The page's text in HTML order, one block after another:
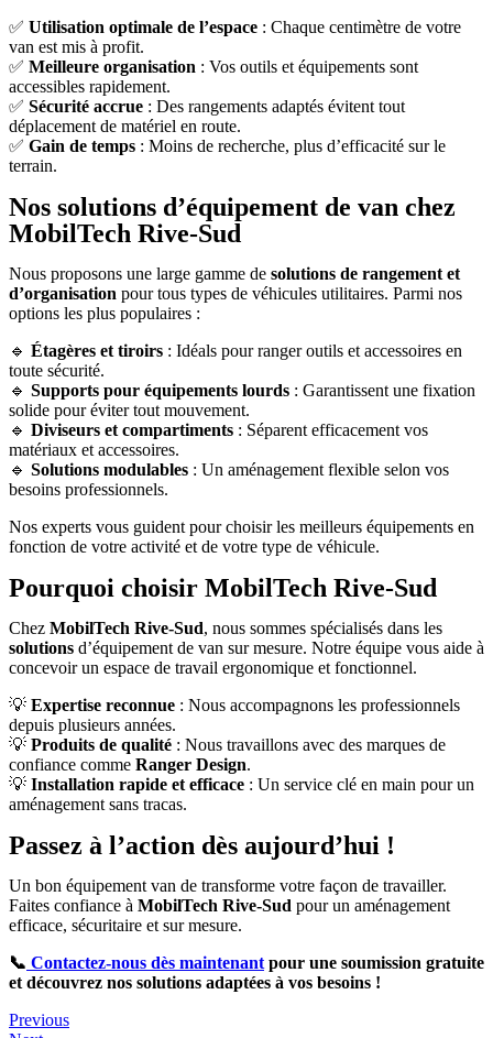
✅ Utilisation optimale de l’espace : Chaque centimètre de votre
van est mis à profit.
✅ Meilleure organisation : Vos outils et équipements sont
accessibles rapidement.
✅ Sécurité accrue : Des rangements adaptés évitent tout
déplacement de matériel en route.
✅ Gain de temps : Moins de recherche, plus d’efficacité sur le
terrain.
Nos solutions d’équipement de van chez
MobilTech Rive-Sud
Nous proposons une large gamme de solutions de rangement et
d’organisation pour tous types de véhicules utilitaires. Parmi nos
options les plus populaires :
🔹 Étagères et tiroirs : Idéals pour ranger outils et accessoires en
toute sécurité.
🔹 Supports pour équipements lourds : Garantissent une fixation
solide pour éviter tout mouvement.
🔹 Diviseurs et compartiments : Séparent efficacement vos
matériaux et accessoires.
🔹 Solutions modulables : Un aménagement flexible selon vos
besoins professionnels.
Nos experts vous guident pour choisir les meilleurs équipements en
fonction de votre activité et de votre type de véhicule.
Pourquoi choisir MobilTech Rive-Sud
Chez MobilTech Rive-Sud, nous sommes spécialisés dans les
solutions d’équipement de van sur mesure. Notre équipe vous aide à
concevoir un espace de travail ergonomique et fonctionnel.
💡 Expertise reconnue : Nous accompagnons les professionnels
depuis plusieurs années.
💡 Produits de qualité : Nous travaillons avec des marques de
confiance comme Ranger Design.
💡 Installation rapide et efficace : Un service clé en main pour un
aménagement sans tracas.
Passez à l’action dès aujourd’hui !
Un bon équipement van de transforme votre façon de travailler.
Faites confiance à MobilTech Rive-Sud pour un aménagement
efficace, sécuritaire et sur mesure.
📞 Contactez-nous dès maintenant pour une soumission gratuite
et découvrez nos solutions adaptées à vos besoins !
Previous